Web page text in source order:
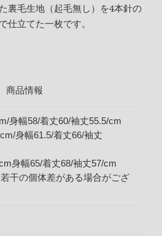
裏毛生地（起毛無し）を4本針の
仕立てた一枚です。
商品情報
身幅58/着丈60/袖丈55.5/cm
身幅61.5/着丈66/袖丈
身幅65/着丈68/袖丈57/cm
干の個体差がある場合がござ